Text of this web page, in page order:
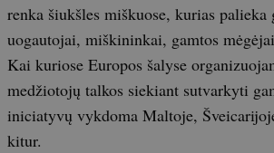
renka šiukšles miškuose, kurias palieka
uogautojai, miškininkai, gamtos
Kai kuriose Europos šalyse
medžiotojų talkos siekiant sutvarkyti
iniciatyvų vykdoma Maltoje,
kitur.